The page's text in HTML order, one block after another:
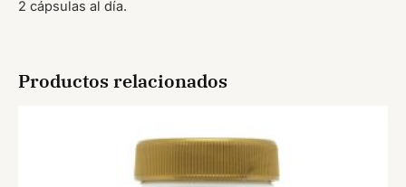
2 cápsulas al día.
Productos relacionados